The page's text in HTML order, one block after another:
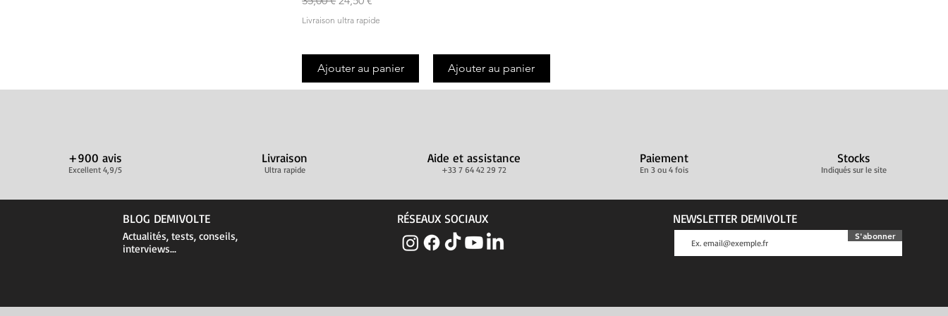
Livraison ultra rapide
Ajouter au panier Ajouter au panier
+900 avis
Excellent 4,9/5
Livraison
Ultra rapide
Aide et assistance
+33 7 64 42 29 72
Paiement
En 3 ou 4 fois
Stocks
Indiqués sur le site
BLOG DEMIVOLTE
Actualités, tests, conseils,
interviews...
RÉSEAUX SOCIAUX NEWSLETTER DEMIVOLTE
S'abonner